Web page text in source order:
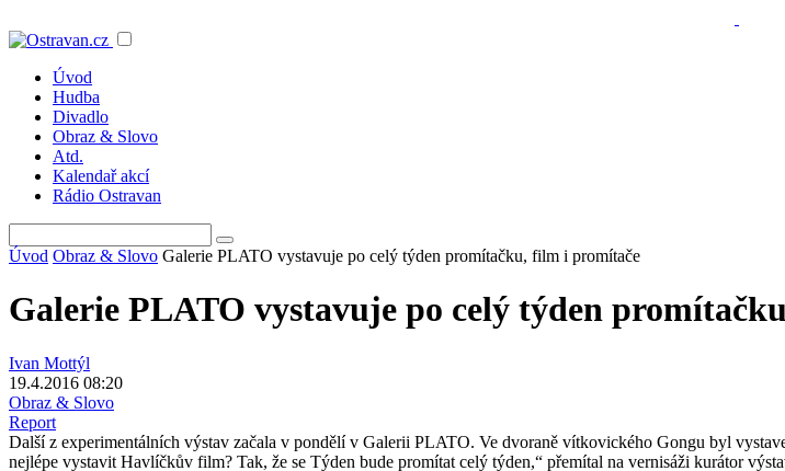
Úvod
Hudba
Divadlo
Obraz & Slovo
Atd.
Kalendař akcí
Rádio Ostravan
Úvod Obraz & Slovo Galerie PLATO vystavuje po celý týden promítačku, film i promítače
Galerie PLATO vystavuje po celý týden
Ivan Mottýl
19.4.2016 08:20
Obraz & Slovo
Report
Další z experimentálních výstav začala v pondělí v Galerii PLATO. Ve dvoraně vítkovického Gongu byl
nejlépe vystavit Havlíčkův film? Tak, že se Týden bude promítat celý týden,“ přemítal na vernisáži kurátor